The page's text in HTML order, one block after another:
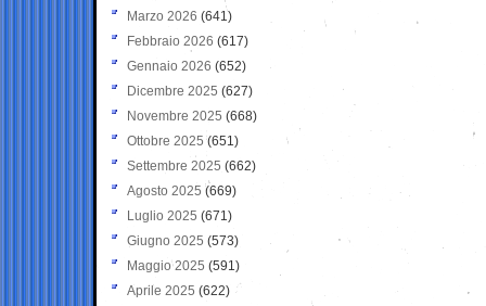
Marzo 2026 (641)
Febbraio 2026 (617)
Gennaio 2026 (652)
Dicembre 2025 (627)
Novembre 2025 (668)
Ottobre 2025 (651)
Settembre 2025 (662)
Agosto 2025 (669)
Luglio 2025 (671)
Giugno 2025 (573)
Maggio 2025 (591)
Aprile 2025 (622)